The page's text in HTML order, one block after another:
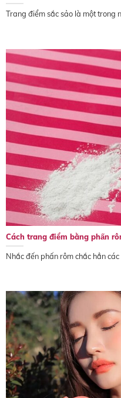
Trang điểm sắc sảo là một trong
Cách trang điểm bằng phấn
Nhắc đến phấn rôm chắc hẳn